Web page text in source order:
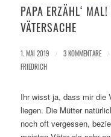
PAPA ERZÄHL‘
VÄTERSACHE
1. MAI 2019 / 3 KOMMENTARE /
FRIEDRICH
Ihr wisst ja, dass mir die
liegen. Die Mütter
noch oft vergessen,